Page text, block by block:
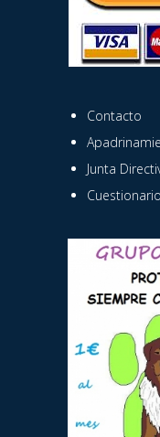
Contacto
Junta